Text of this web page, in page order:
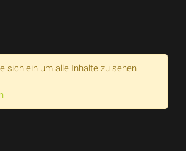
sich ein um alle Inhalte zu sehen